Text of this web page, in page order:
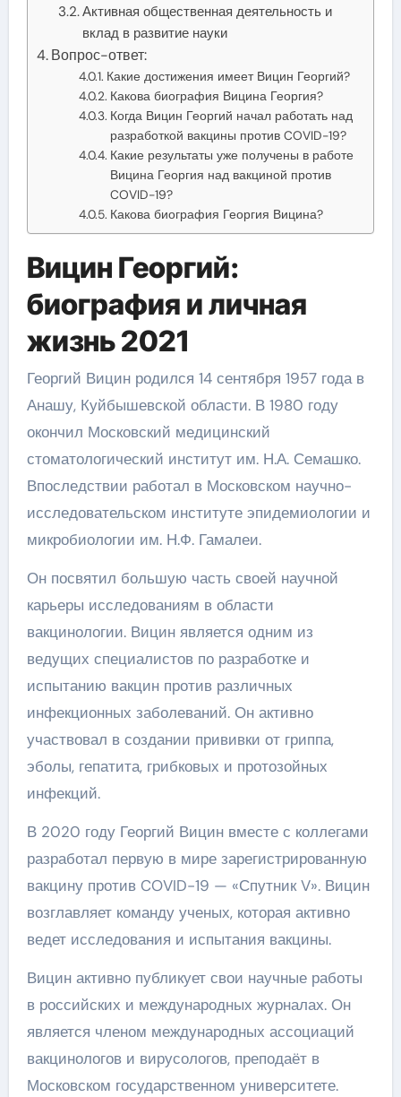
Активная общественная деятельность и
вклад в развитие науки
Вопрос-ответ:
Какие достижения имеет Вицин Георгий?
Какова биография Вицина Георгия?
Когда Вицин Георгий начал работать над
разработкой вакцины против COVID-19?
Какие результаты уже получены в работе
Вицина Георгия над вакциной против
COVID-19?
Какова биография Георгия Вицина?
Вицин Георгий:
биография и личная
жизнь 2021
Георгий Вицин родился 14 сентября 1957 года в
Анашу, Куйбышевской области. В 1980 году
окончил Московский медицинский
стоматологический институт им. Н.А. Семашко.
Впоследствии работал в Московском научно-
исследовательском институте эпидемиологии и
микробиологии им. Н.Ф. Гамалеи.
Он посвятил большую часть своей научной
карьеры исследованиям в области
вакцинологии. Вицин является одним из
ведущих специалистов по разработке и
испытанию вакцин против различных
инфекционных заболеваний. Он активно
участвовал в создании прививки от гриппа,
эболы, гепатита, грибковых и протозойных
инфекций.
В 2020 году Георгий Вицин вместе с коллегами
разработал первую в мире зарегистрированную
вакцину против COVID-19 — «Спутник V». Вицин
возглавляет команду ученых, которая активно
ведет исследования и испытания вакцины.
Вицин активно публикует свои научные работы
в российских и международных журналах. Он
является членом международных ассоциаций
вакцинологов и вирусологов, преподаёт в
Московском государственном университете.